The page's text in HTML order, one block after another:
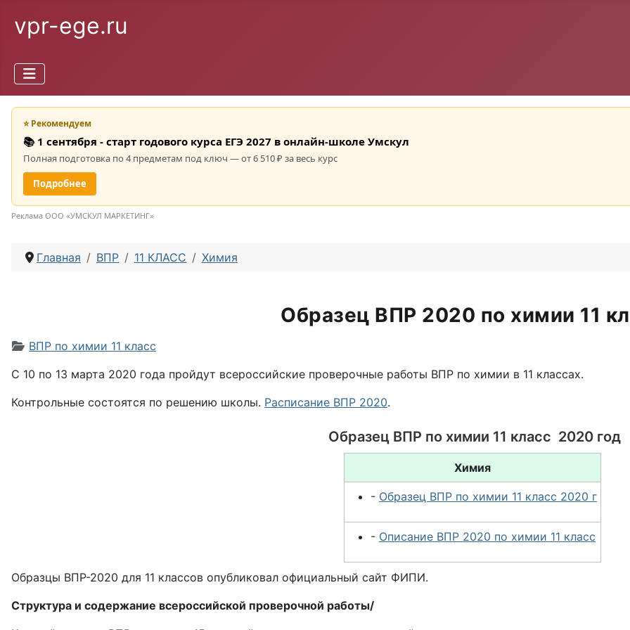
vpr-ege.ru
⭐ Рекомендуем
📚 1 сентября - старт годового курса ЕГЭ 2027 в онлайн-школе Умскул
Полная подготовка по 4 предметам под ключ — от 6 510 ₽ за весь курс
Подробнее
Реклама ООО «УМСКУЛ МАРКЕТИНГ»
Главная ВПР 11 КЛАСС Химия
Образец ВПР 2020 по химии 11
Информация о материале
ВПР по химии 11 класс
С 10 по 13 марта 2020 года пройдут всероссийские проверочные работы ВПР по химии в 11 классах.
Контрольные состоятся по решению школы. Расписание ВПР 2020.
Образец ВПР по химии 11 класс 2020 год
Химия
- Образец ВПР по химии 11 класс 2020 г
- Описание ВПР 2020 по химии 11 класс
Образцы ВПР-2020 для 11 классов опубликовал официальный сайт ФИПИ.
Структура и содержание всероссийской проверочной работы/